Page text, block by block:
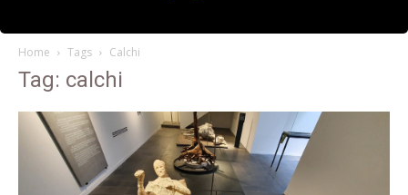
Home Tags Calchi
Tag: calchi